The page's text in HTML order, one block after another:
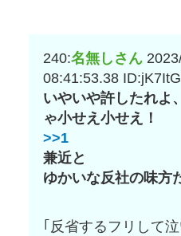
240:名無しさん
08:41:53.38
いやいや許したれよ
ゃ小せえ小せえ！
>>1
兼近と
ゆかいな反社の味方
｢反省するフリして